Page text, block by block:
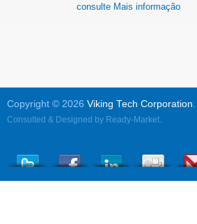
consulte Mais informação
Copyright © 2026 Viking Tech Corporation
Consulted & Designed by Ready-Market